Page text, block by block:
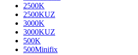
2500K
2500KUZ
3000K
3000KUZ
500K
500Minifix